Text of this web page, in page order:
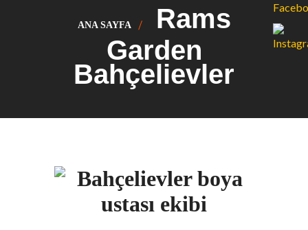
ANA SAYFA
Rams
Garden
Bahçelievler